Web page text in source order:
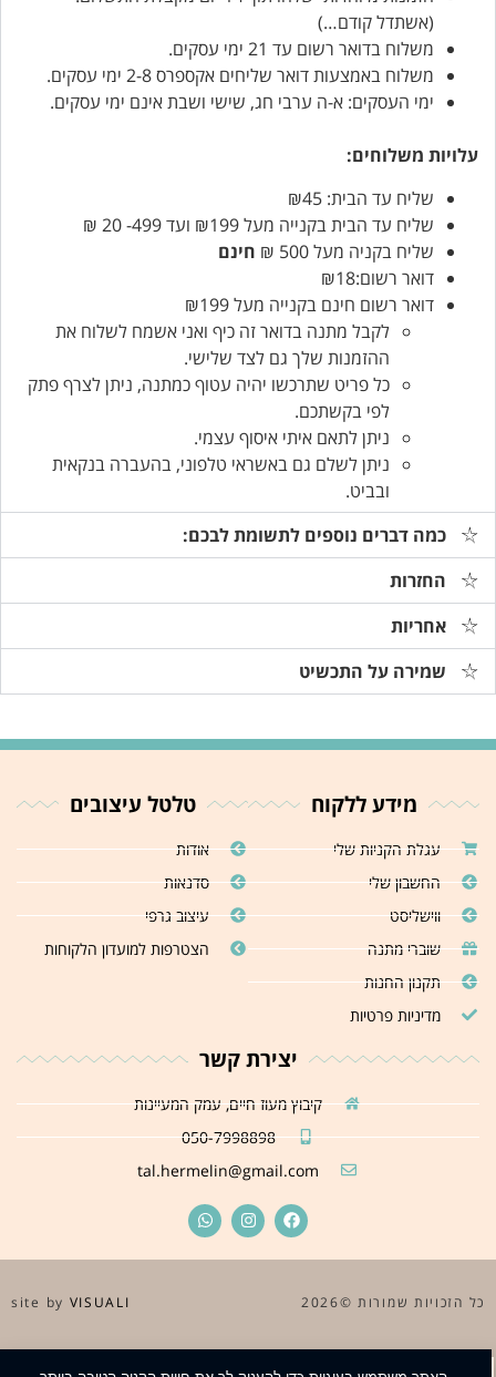
(אשתדל קודם…)
משלוח בדואר רשום עד 21 ימי עסקים.
משלוח באמצעות דואר שליחים אקספרס 2-8 ימי עסקים.
ימי העסקים: א-ה ערבי חג, שישי ושבת אינם ימי עסקים.
עלויות משלוחים:
שליח עד הבית: ₪45
שליח עד הבית בקנייה מעל ₪199 ועד 499- 20 ₪
שליח בקניה מעל 500 ₪
חינם
דואר רשום:₪18
דואר רשום חינם בקנייה מעל ₪199
לקבל מתנה בדואר זה כיף ואני אשמח לשלוח את
ההזמנות שלך גם לצד שלישי.
כל פריט שתרכשו יהיה עטוף כמתנה, ניתן לצרף פתק
לפי בקשתכם.
ניתן לתאם איתי איסוף עצמי.
ניתן לשלם גם באשראי טלפוני, בהעברה בנקאית
ובביט.
כמה דברים נוספים לתשומת לבכם:
החזרות
אחריות
שמירה על התכשיט
מידע ללקוח
עגלת הקניות שלי
החשבון שלי
ווישליסט
שוברי מתנה
תקנון החנות
מדיניות פרטיות
טלטל עיצובים
אודות
סדנאות
עיצוב גרפי
הצטרפות למועדון הלקוחות
יצירת קשר
קיבוץ מעוז חיים, עמק המעיינות
050-7998898
tal.hermelin@gmail.com
כל הזכויות שמורות ©2026 site byVISUALI